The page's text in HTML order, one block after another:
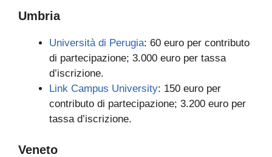
Umbria
Università di Perugia: 60 euro per contributo
di partecipazione; 3.000 euro per tassa
d’iscrizione.
Link Campus University: 150 euro per
contributo di partecipazione; 3.200 euro per
tassa d’iscrizione.
Veneto